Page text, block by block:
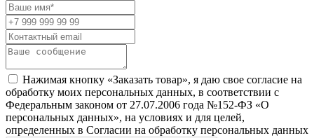
Нажимая кнопку «Заказать товар», я даю свое согласие на
обработку моих персональных данных, в соответствии с
Федеральным законом от 27.07.2006 года №152-ФЗ «О
персональных данных», на условиях и для целей,
определенных в Согласии на обработку персональных данных